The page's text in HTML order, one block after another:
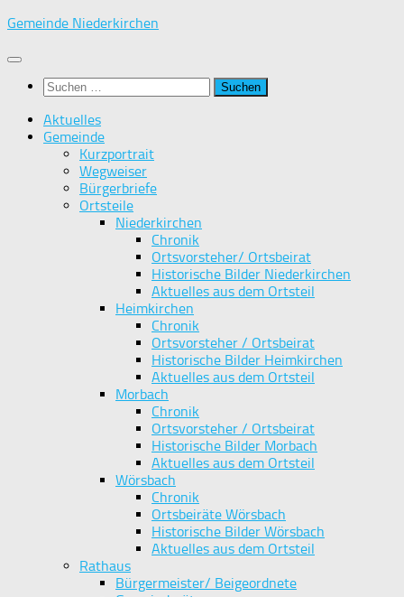
Zum
springen
Gemeinde Niederkirchen
Suchen
nach:
Aktuelles
Gemeinde
Kurzportrait
Wegweiser
Bürgerbriefe
Ortsteile
Niederkirchen
Chronik
Ortsvorsteher/ Ortsbeirat
Historische Bilder Niederkirchen
Aktuelles aus dem Ortsteil
Heimkirchen
Chronik
Ortsvorsteher / Ortsbeirat
Historische Bilder Heimkirchen
Aktuelles aus dem Ortsteil
Morbach
Chronik
Ortsvorsteher / Ortsbeirat
Historische Bilder Morbach
Aktuelles aus dem Ortsteil
Wörsbach
Chronik
Ortsbeiräte Wörsbach
Historische Bilder Wörsbach
Aktuelles aus dem Ortsteil
Rathaus
Bürgermeister/ Beigeordnete